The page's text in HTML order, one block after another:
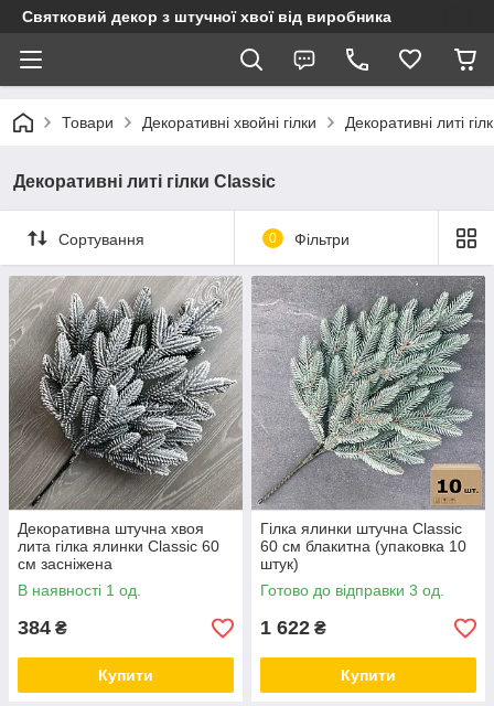
Святковий декор з штучної хвої від виробника
Товари Декоративні хвойні гілки Декоративні литі
Декоративні литі гілки Classic
Сортування 0 Фільтри
Декоративна штучна хвоя
лита гілка ялинки Classic 60
см засніжена
В наявності 1 од.
384 ₴
Купити
Гілка ялинки штучна Classic
60 см блакитна (упаковка 10
штук)
Готово до відправки 3 од.
1 622 ₴
Купити